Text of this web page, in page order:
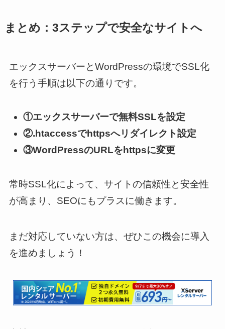
まとめ：3ステップで安全なサイトへ
エックスサーバーとWordPressの環境でSSL化
を行う手順は以下の通りです。
①エックスサーバーで無料SSLを設定
②.htaccessでhttpsへリダイレクト設定
③WordPressのURLをhttpsに変更
常時SSL化によって、サイトの信頼性と安全性
が高まり、SEOにもプラスに働きます。
まだ対応していない方は、ぜひこの機会に導入
を進めましょう！